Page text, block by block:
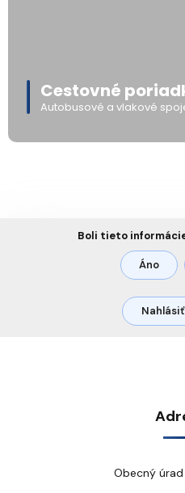
Cestovné
Autobusové a vlakové
Boli tieto
Áno
Obecný